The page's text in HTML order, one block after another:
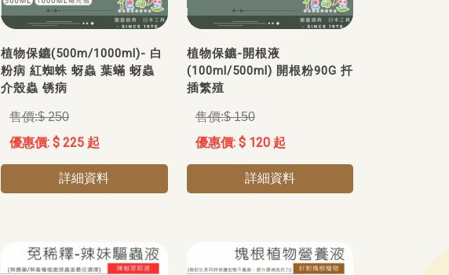
植物保鑣(500m/1000ml)- 白
粉病 紅蜘蛛 蚜蟲 葉蟎 蚜蟲
介殼蟲 锈病
$ 250
$ 225 起
詳細資料
植物保鑣-開根液
(100ml/500ml) 開根粉90G 扦
插繁殖
$ 150
$ 120 起
詳細資料